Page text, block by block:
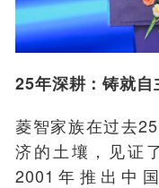
25年深耕：铸就
菱智家族在过去
济的土壤，见证
2001年推出中